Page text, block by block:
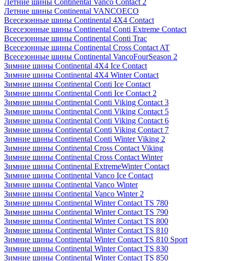
Летние шины Continental Vanco Contact 2
Летние шины Continental VANCOECO
Всесезонные шины Continental 4X4 Contact
Всесезонные шины Continental Conti Extreme Contact
Всесезонные шины Continental Conti Trac
Всесезонные шины Continental Cross Contact AT
Всесезонные шины Continental VancoFourSeason 2
Зимние шины Continental 4X4 Ice Contact
Зимние шины Continental 4X4 Winter Contact
Зимние шины Continental Conti Ice Contact
Зимние шины Continental Conti Ice Contact 2
Зимние шины Continental Conti Viking Contact 3
Зимние шины Continental Conti Viking Contact 5
Зимние шины Continental Conti Viking Contact 6
Зимние шины Continental Conti Viking Contact 7
Зимние шины Continental Conti Winter Viking 2
Зимние шины Continental Cross Contact Viking
Зимние шины Continental Cross Contact Winter
Зимние шины Continental ExtremeWinter Contact
Зимние шины Continental Vanco Ice Contact
Зимние шины Continental Vanco Winter
Зимние шины Continental Vanco Winter 2
Зимние шины Continental Winter Contact TS 780
Зимние шины Continental Winter Contact TS 790
Зимние шины Continental Winter Contact TS 800
Зимние шины Continental Winter Contact TS 810
Зимние шины Continental Winter Contact TS 810 Sport
Зимние шины Continental Winter Contact TS 830
Зимние шины Continental Winter Contact TS 850